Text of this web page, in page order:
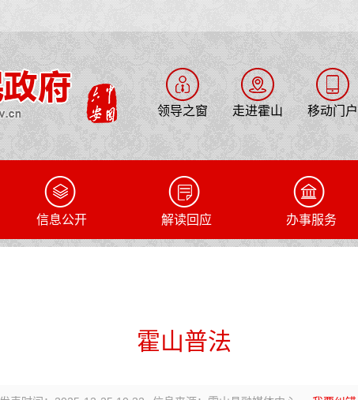
领导之窗 走进霍山 移动门户
信息公开 解读回应 办事服务
霍山普法